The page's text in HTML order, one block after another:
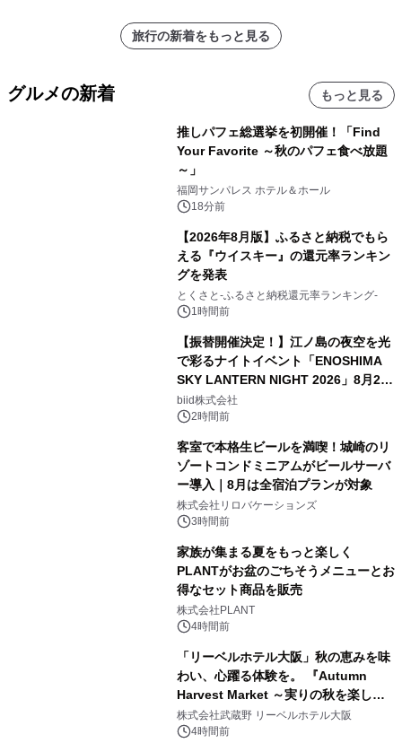
旅行の新着をもっと見る
グルメの新着 もっと見る
推しパフェ総選挙を初開催！「Find
Your Favorite ～秋のパフェ食べ放題
～」
福岡サンパレス ホテル＆ホール
18分前
【2026年8月版】ふるさと納税でもら
える『ウイスキー』の還元率ランキン
グを発表
とくさと-ふるさと納税還元率ランキング-
1時間前
【振替開催決定！】江ノ島の夜空を光
で彩るナイトイベント「ENOSHIMA
SKY LANTERN NIGHT 2026」8月22
日(土)振替開催＆受付スタート！
biid株式会社
2時間前
客室で本格生ビールを満喫！城崎のリ
ゾートコンドミニアムがビールサーバ
ー導入｜8月は全宿泊プランが対象
株式会社リロバケーションズ
3時間前
家族が集まる夏をもっと楽しく
PLANTがお盆のごちそうメニューとお
得なセット商品を販売
株式会社PLANT
4時間前
「リーベルホテル大阪」秋の恵みを味
わい、心躍る体験を。 『Autumn
Harvest Market ～実りの秋を楽しむ
ディナー&スイーツビュッフェ～』を9
月18日より開催！
株式会社武蔵野 リーベルホテル大阪
4時間前